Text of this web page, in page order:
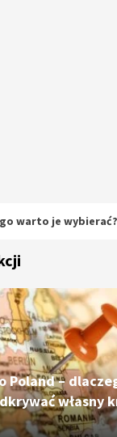
wybierać?
Poland –
własny